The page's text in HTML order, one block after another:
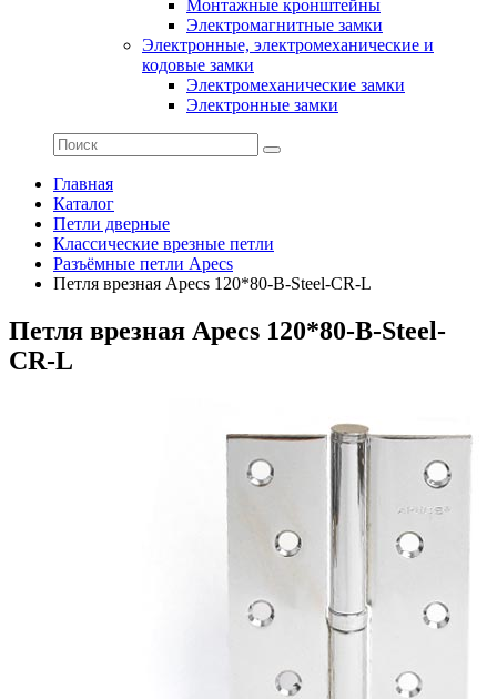
Монтажные кронштейны
Электромагнитные замки
Электронные, электромеханические и
кодовые замки
Электромеханические замки
Электронные замки
Главная
Каталог
Петли дверные
Классические врезные петли
Разъёмные петли Apecs
Петля врезная Apecs 120*80-B-Steel-CR-L
Петля врезная Apecs 120*80-B-Steel-
CR-L